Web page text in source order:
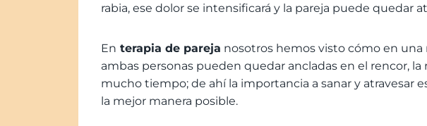
rabia, ese dolor se intensificará y la pareja puede quedar
En terapia de pareja nosotros hemos visto cómo en
ambas personas pueden quedar ancladas en el rencor, la
mucho tiempo; de ahí la importancia a sanar y atravesar
la mejor manera posible.